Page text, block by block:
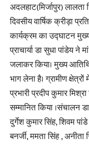
अदलहाट(मिर्जापुर)
दिवसीय वार्षिक क्रीड़ा
कार्यक्रम का उद्घाटन मुख्य
प्राचार्या डा सुधा पांडेय ने
जलाकर किया। मुख्य
भाग लेना है। ग्रामीण
प्रभारी प्रदीप कुमार
सम्मानित किया ।संचालन
दुर्गेश कुमार सिंह, शिवम
बनर्जी, ममता सिंह ,